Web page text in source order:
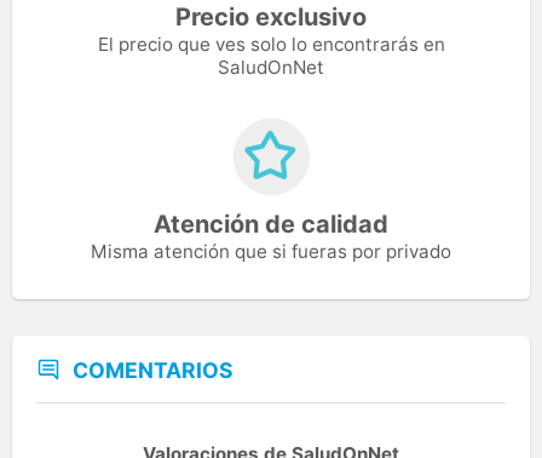
Precio exclusivo
El precio que ves solo lo encontrarás en
SaludOnNet
Atención de calidad
Misma atención que si fueras por privado
COMENTARIOS